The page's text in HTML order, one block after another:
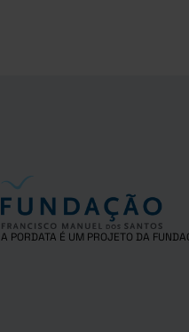
A PORDATA É UM PROJETO DA